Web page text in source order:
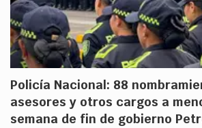
Policía Nacional: 88
asesores y otros cargos a
semana de fin de gobierno